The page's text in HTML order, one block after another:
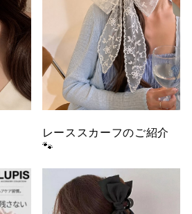
レーススカーフのご紹介
🐾